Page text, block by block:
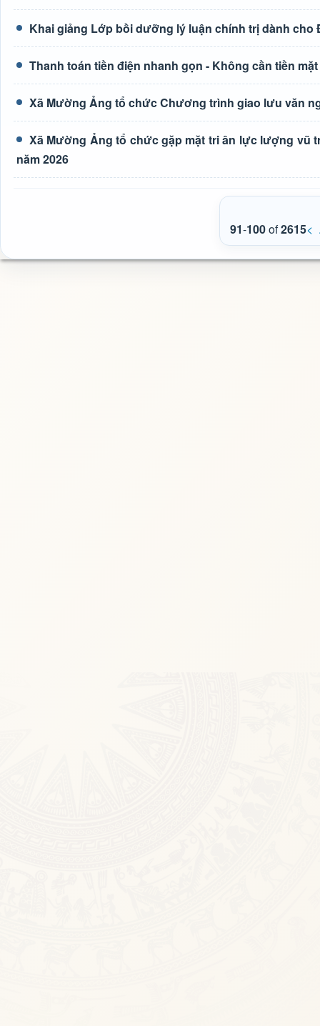
Khai giảng Lớp bồi dưỡng lý luận chính trị dành cho
Thanh toán tiền điện nhanh gọn - Không cần tiền mặt
Xã Mường Ảng tổ chức Chương trình giao lưu văn
Xã Mường Ảng tổ chức gặp mặt tri ân lực lượng vũ
năm 2026
91-100of2615<